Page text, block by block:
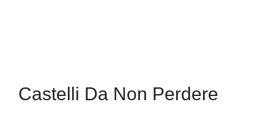
Castelli Da Non Perdere